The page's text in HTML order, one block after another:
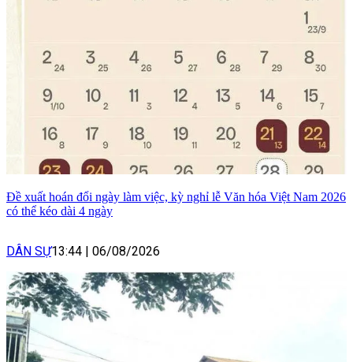
Đề xuất hoán đổi ngày làm việc, kỳ nghỉ lễ Văn hóa Việt Nam 2026
có thể kéo dài 4 ngày
DÂN SỰ13:44 | 06/08/2026